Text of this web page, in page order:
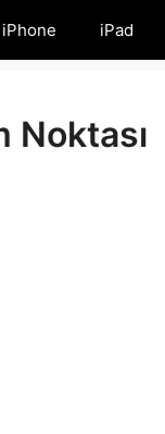
iPhone iPad
Noktası